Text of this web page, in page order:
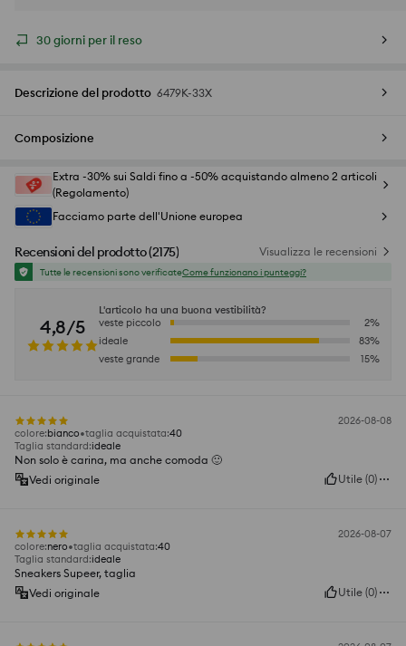
30 giorni per il reso
Descrizione del prodotto 6479K-33X
Composizione
Extra -30% sui Saldi fino a -50% acquistando almeno 2 articoli
(Regolamento)
Facciamo parte dell'Unione europea
Recensioni del prodotto(2175) Visualizza le recensioni
Tutte le recensioni sono verificateCome funzionano i punteggi?
4,8/5
L'articolo ha una buona vestibilità?
veste piccolo
2%
ideale
83%
veste grande
15%
2026-08-08
colore:bianco taglia acquistata:40
Taglia standard:ideale
Non solo è carina, ma anche comoda 🙂
Vedi originale
Utile (0)
2026-08-07
colore:nero taglia acquistata:40
Taglia standard:ideale
Sneakers Supeer, taglia
Vedi originale
Utile (0)